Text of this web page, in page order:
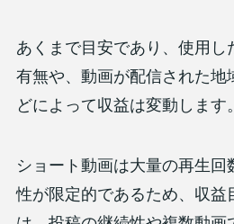
あくまで目安であり、使用し
有無や、動画が配信された地
どによって収益は変動します。
ショート動画は大量の再生回
性が限定的であるため、収益